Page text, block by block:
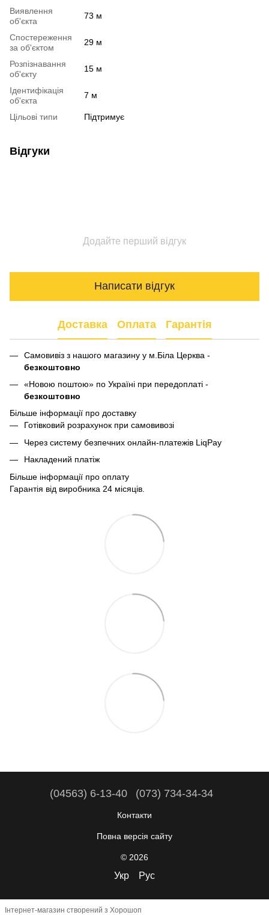
Виявлення
об'єкта
73 м
Спостереження
за об'єктом
29 м
Розпізнавання
об'єкту
15 м
Ідентифікація
об'єкта
7 м
Цільові типи Підтримує
Відгуки
Додайте перший відгук
Написати відгук
Доставка Оплата Гарантія
Самовивіз з нашого магазину у м.Біла Церква -
безкоштовно
«Новою поштою» по Україні при передоплаті -
безкоштовно
Більше інформації про доставку
Готівковий розрахунок при самовивозі
Через систему безпечних онлайн-платежів LiqPay
Накладений платіж
Більше інформації про оплату
Гарантія від виробника 24 місяців.
(04563) 6-13-40 (073) 734-34-34
Контакти
Повна версія сайту
© 2026
Укр Рус
Інтернет-магазин створений з Хорошоп